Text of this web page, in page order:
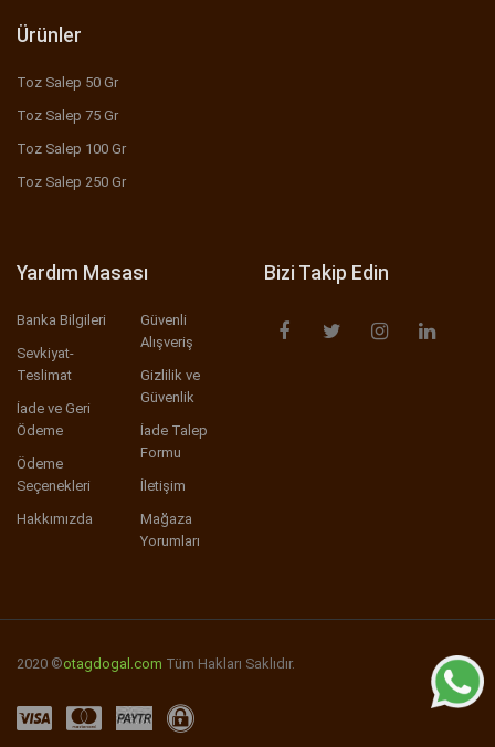
Ürünler
Toz Salep 50 Gr
Toz Salep 75 Gr
Toz Salep 100 Gr
Toz Salep 250 Gr
Yardım Masası
Banka Bilgileri
Sevkiyat-
Teslimat
İade ve Geri
Ödeme
Ödeme
Seçenekleri
Hakkımızda
Güvenli
Alışveriş
Gizlilik ve
Güvenlik
İade Talep
Formu
İletişim
Mağaza
Yorumları
Bizi Takip Edin
2020 ©otagdogal.com Tüm Hakları Saklıdır.